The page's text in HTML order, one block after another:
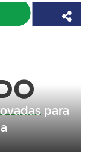
para